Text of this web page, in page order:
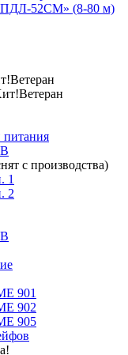
52СМ» (8-80 м)
Ветеран
Ветеран
питания
с производства)
1
2
901
902
905